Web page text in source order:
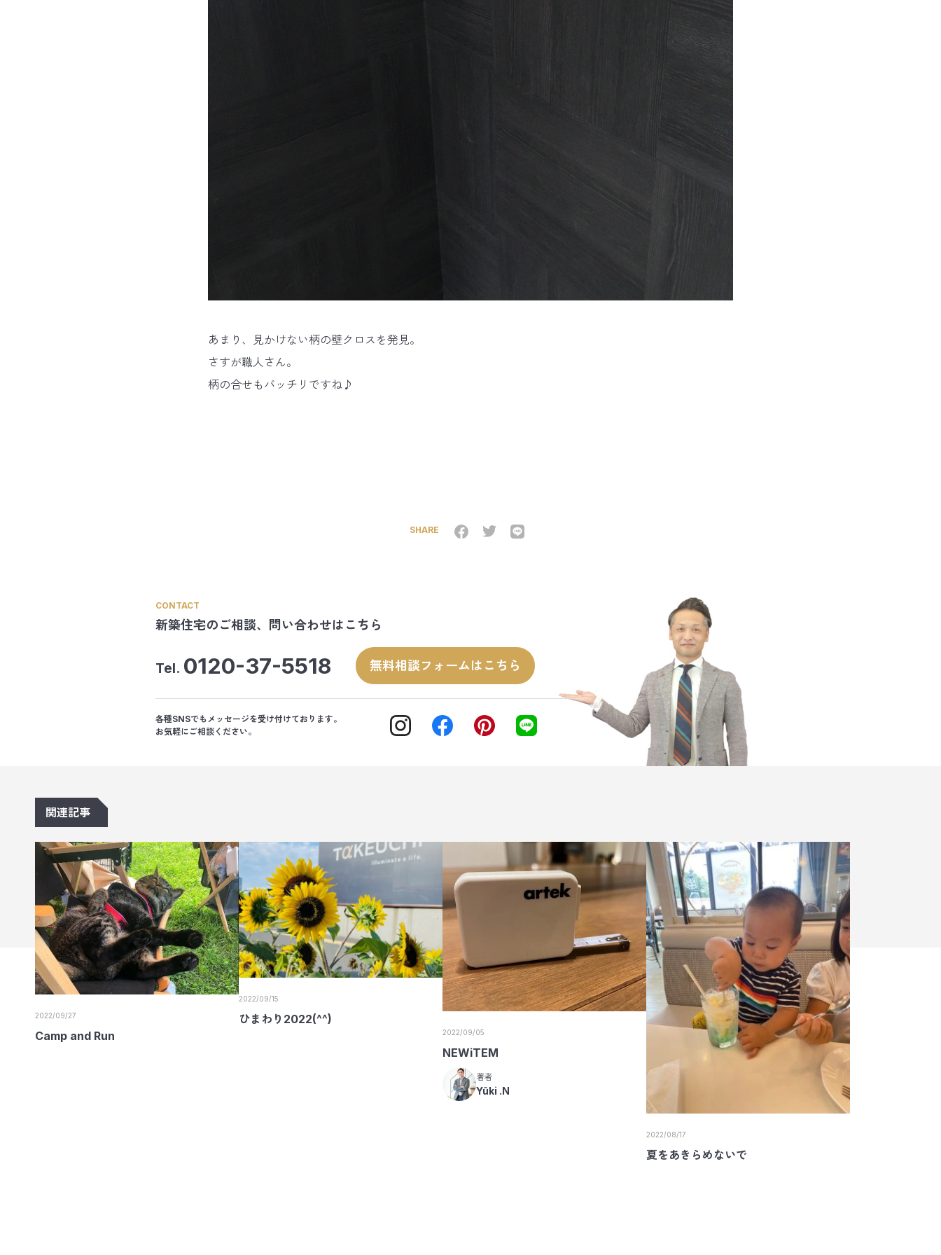
あまり、見かけない柄の壁クロスを発見。
さすが職人さん。
柄の合せもバッチリですね♪
SHARE
CONTACT
新築住宅のご相談、 問い合わせはこちら
Tel. 0120-37-5518 無料相談フォームはこちら
各種SNSでもメッセージを受け付けております。
お気軽にご相談ください。
関連記事
2022/09/27
Camp and Run
2022/09/15
ひまわり2022(^^)
2022/09/05
NEWiTEM
著者
Yûki .N
2022/08/17
夏をあきらめないで